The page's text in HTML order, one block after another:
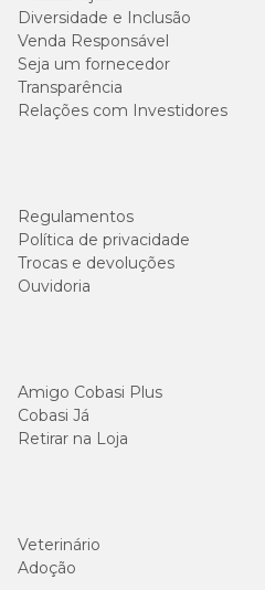
Diversidade e Inclusão
Venda Responsável
Seja um fornecedor
Transparência
Relações com Investidores
Regulamentos
Política de privacidade
Trocas e devoluções
Ouvidoria
Amigo Cobasi Plus
Cobasi Já
Retirar na Loja
Veterinário
Adoção